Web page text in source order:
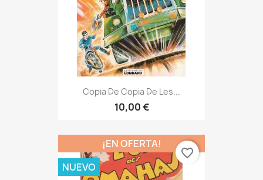
Copia De Copia De Les...
10,00 €
¡EN OFERTA!
NUEVO
favorite_border